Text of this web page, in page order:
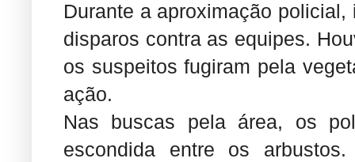
Durante a aproximação
disparos contra as equipes.
os suspeitos fugiram pela
ação.
Nas buscas pela área, os
escondida entre os